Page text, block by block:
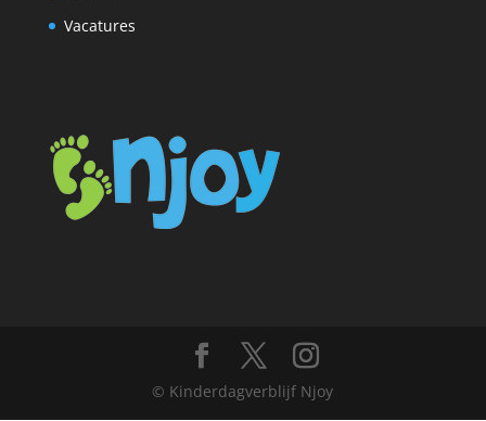
Vacatures
© Kinderdagverblijf Njoy